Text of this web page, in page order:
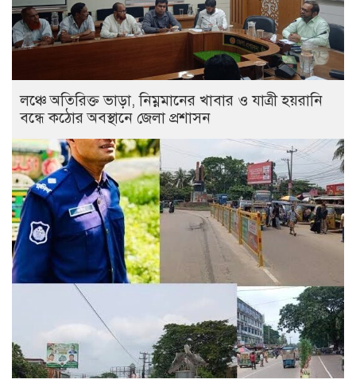
লঞ্চে অতিরিক্ত ভাড়া, নিম্নমানের খাবার ও যাত্রী হয়রানি
বন্ধে কঠোর অবস্থানে জেলা প্রশাসন